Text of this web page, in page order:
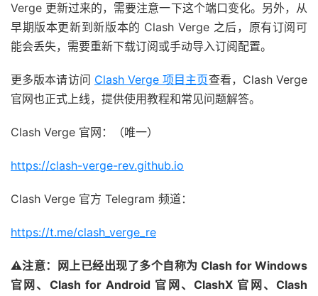
Verge 更新过来的，需要注意一下这个端口变化。另外，从
早期版本更新到新版本的 Clash Verge 之后，原有订阅可
能会丢失，需要重新下载订阅或手动导入订阅配置。
更多版本请访问 Clash Verge 项目主页查看，Clash Verge
官网也正式上线，提供使用教程和常见问题解答。
Clash Verge 官网：（唯一）
https://clash-verge-rev.github.io
Clash Verge 官方 Telegram 频道：
https://t.me/clash_verge_re
⚠注意：网上已经出现了多个自称为 Clash for Windows
官网、Clash for Android 官网、ClashX 官网、Clash